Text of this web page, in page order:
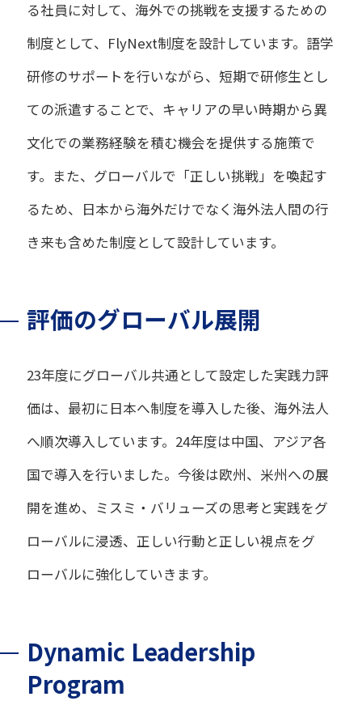
る社員に対して、海外での挑戦を支援するための
制度として、FlyNext制度を設計しています。語学
研修のサポートを行いながら、短期で研修生とし
ての派遣することで、キャリアの早い時期から異
文化での業務経験を積む機会を提供する施策で
す。また、グローバルで「正しい挑戦」を喚起す
るため、日本から海外だけでなく海外法人間の行
き来も含めた制度として設計しています。
評価のグローバル展開
23年度にグローバル共通として設定した実践力評
価は、最初に日本へ制度を導入した後、海外法人
へ順次導入しています。24年度は中国、アジア各
国で導入を行いました。今後は欧州、米州への展
開を進め、ミスミ・バリューズの思考と実践をグ
ローバルに浸透、正しい行動と正しい視点をグ
ローバルに強化していきます。
Dynamic Leadership
Program